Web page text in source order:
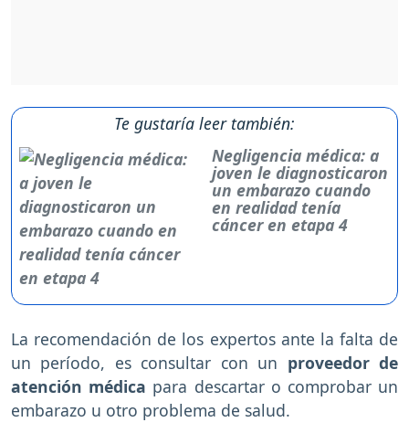
Te gustaría leer también:
Negligencia médica: a
joven le diagnosticaron
un embarazo cuando
en realidad tenía
cáncer en etapa 4
La recomendación de los expertos ante la falta de
un período, es consultar con un proveedor de
atención médica para descartar o comprobar un
embarazo u otro problema de salud.